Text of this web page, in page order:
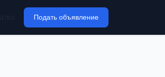
Подать объявление